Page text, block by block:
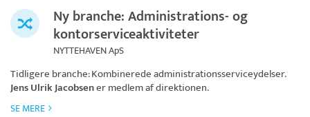
Ny branche: Administrations- og
kontorserviceaktiviteter
NYTTEHAVEN ApS
Tidligere branche: Kombinerede administrationsserviceydelser.
Jens Ulrik Jacobsener medlem af direktionen.
SE MERE